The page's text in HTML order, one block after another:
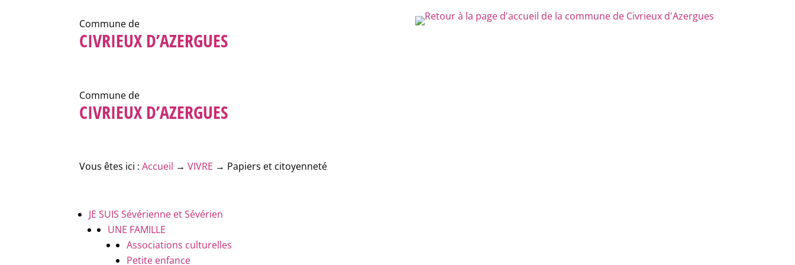
Commune de
CIVRIEUX D’AZERGUES
Commune de
CIVRIEUX D’AZERGUES
Vous êtes ici :Accueil →VIVRE → Papiers et citoyenneté
JE SUIS Sévérienne et Sévérien
UNE FAMILLE
Associations culturelles
Petite enfance